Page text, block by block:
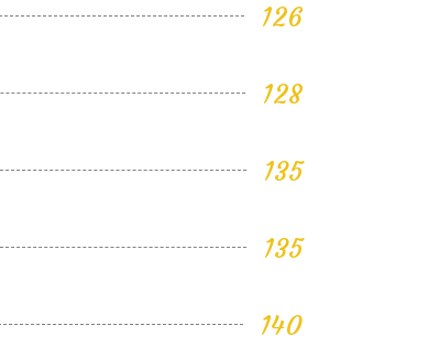
126
128
135
135
140